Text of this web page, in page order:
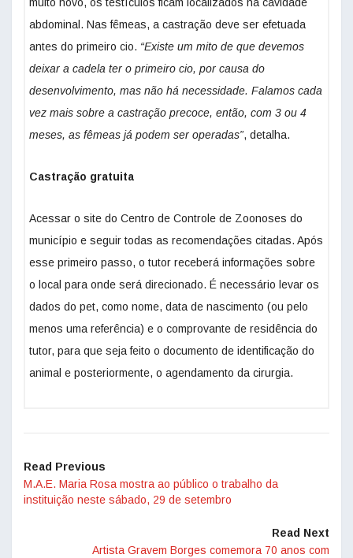
abdominal. Nas fêmeas, a castração deve ser efetuada
antes do primeiro cio. “Existe um mito de que devemos
deixar a cadela ter o primeiro cio, por causa do
desenvolvimento, mas não há necessidade. Falamos cada
vez mais sobre a castração precoce, então, com 3 ou 4
meses, as fêmeas já podem ser operadas”, detalha.
Castração gratuita
Acessar o site do Centro de Controle de Zoonoses do
município e seguir todas as recomendações citadas. Após
esse primeiro passo, o tutor receberá informações sobre
o local para onde será direcionado. É necessário levar os
dados do pet, como nome, data de nascimento (ou pelo
menos uma referência) e o comprovante de residência do
tutor, para que seja feito o documento de identificação do
animal e posteriormente, o agendamento da cirurgia.
Read Previous
M.A.E. Maria Rosa mostra ao público o trabalho da
instituição neste sábado, 29 de setembro
Read Next
Artista Gravem Borges comemora 70 anos com